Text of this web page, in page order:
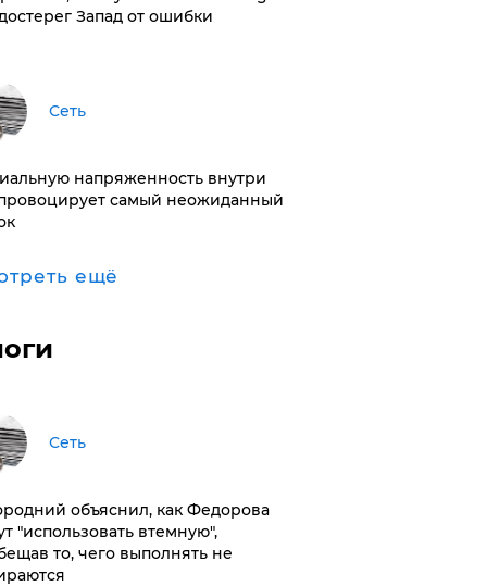
Запад от ошибки
Сеть
напряженность внутри
самый неожиданный
ещё
Сеть
объяснил, как Федорова
"использовать втемную",
то, чего выполнять не